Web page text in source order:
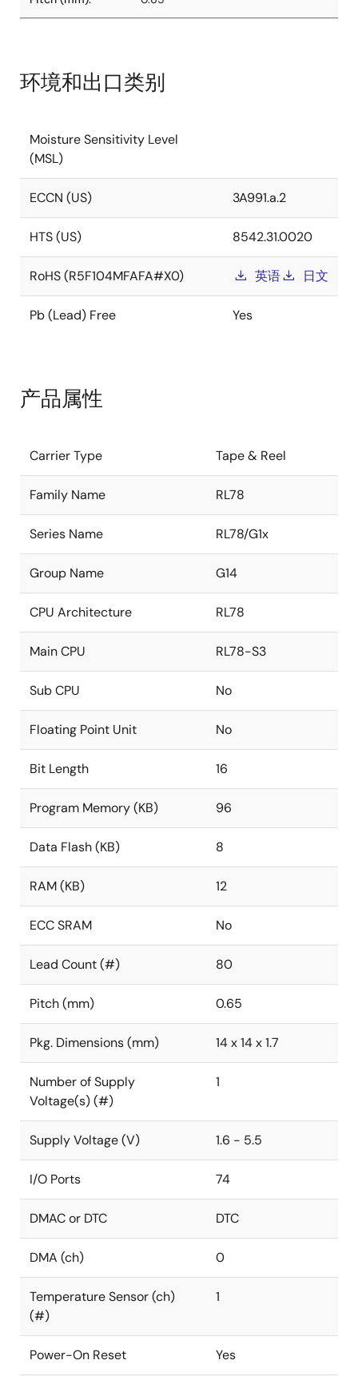
环境和出口类别
Moisture Sensitivity Level
(MSL)
ECCN (US) 3A991.a.2
HTS (US) 8542.31.0020
RoHS (R5F104MFAFA#X0) 英语 日文
Pb (Lead) Free Yes
产品属性
Carrier Type Tape & Reel
Family Name RL78
Series Name RL78/G1x
Group Name G14
CPU Architecture RL78
Main CPU RL78-S3
Sub CPU No
Floating Point Unit No
Bit Length 16
Program Memory (KB) 96
Data Flash (KB) 8
RAM (KB) 12
ECC SRAM No
Lead Count (#) 80
Pitch (mm) 0.65
Pkg. Dimensions (mm) 14 x 14 x 1.7
Number of Supply
Voltage(s) (#)
1
Supply Voltage (V) 1.6 - 5.5
I/O Ports 74
DMAC or DTC DTC
DMA (ch) 0
Temperature Sensor (ch)
(#)
1
Power-On Reset Yes